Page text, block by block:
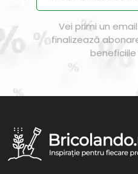
Vei primi un
finalizează
beneficiile